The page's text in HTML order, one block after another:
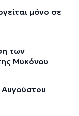
μόνο σε
των
Μυκόνου
Αυγούστου